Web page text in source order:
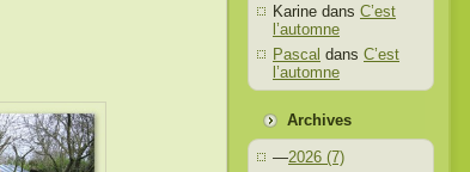
Karine dans C’est
l’automne
Pascal dans C’est
l’automne
Archives
—2026 (7)